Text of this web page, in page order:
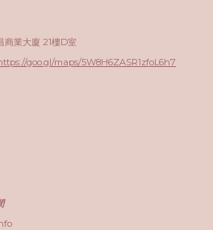
商業大廈 21樓D室
goo.gl/maps/5W8H6ZASR1zfoL6h7